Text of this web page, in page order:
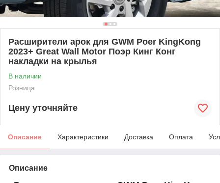
Расширители арок для GWM Poer KingKong
2023+ Great Wall Motor Поэр Кинг Конг
накладки на крылья
В наличии
Розница
Цену уточняйте
Описание Характеристики Доставка Оплата
Описание